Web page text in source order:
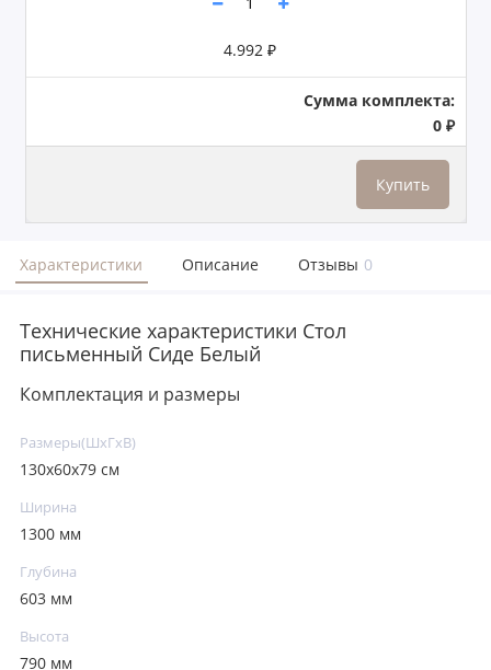
4.992 ₽
Сумма комплекта:
0 ₽
Купить
Характеристики Описание Отзывы 0
Технические характеристики Стол
письменный Сиде Белый
Комплектация и размеры
Размеры(ШxГxВ)
130х60х79 см
Ширина
1300 мм
Глубина
603 мм
Высота
790 мм